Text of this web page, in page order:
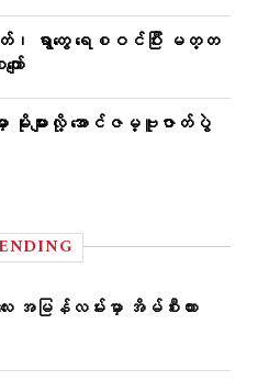
၊ ရွာတွေ ရေစဝင်ပြီး မတ္တ
ာ်
းများလို့ အောင်ဇမ္ဗူဇာတ်ပွဲ
မြန်လမ်းမှာ အိမ်စီးကား